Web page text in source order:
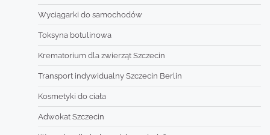
Wyciągarki do samochodów
Toksyna botulinowa
Krematorium dla zwierząt Szczecin
Transport indywidualny Szczecin Berlin
Kosmetyki do ciała
Adwokat Szczecin